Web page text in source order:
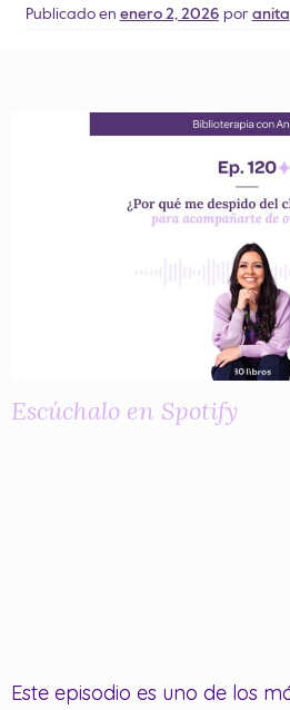
Publicado en enero 2, 2026 por anita
Escúchalo en Spotify
Este episodio es uno de los